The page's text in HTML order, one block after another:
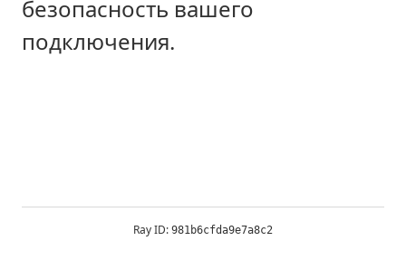
безопасность вашего
подключения.
Ray ID: 981b6cfda9e7a8c2